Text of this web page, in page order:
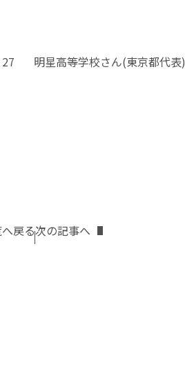
明星高等学校さん(東京都代表)
戻る次の記事へ